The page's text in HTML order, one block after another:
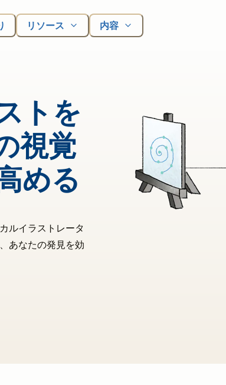
リソース 内容
トを
視覚
める
ルイラストレータ
あなたの発見を効